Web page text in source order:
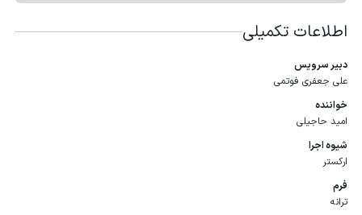
اطلاعات تکمیلی
دبیر سرویس
علی جعفری فوتمی
خواننده
امید حاجیلی
شیوه اجرا
ارکستر
فرم
ترانه